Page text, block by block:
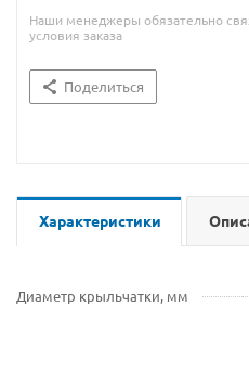
Наши менеджеры обязательно
условия заказа
Поделиться
Характеристики
Диаметр крыльчатки, мм